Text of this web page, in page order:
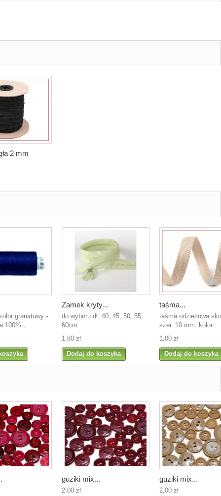
2 mm
granatowy -
100% ,...
Zamek kryty...
do wyboru dł. 40, 45, 50, 55,
60cm
1,80 zł
Dodaj do koszyka
taśma...
taśma odzieżowa
szer. 10 mm, kolor...
1,00 zł
Dodaj do koszyka
guziki mix...
2,00 zł
guziki mix...
2,00 zł